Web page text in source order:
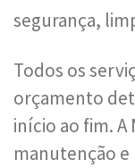
segurança,
Todos os
orçamento
início ao fim. A
manutenção